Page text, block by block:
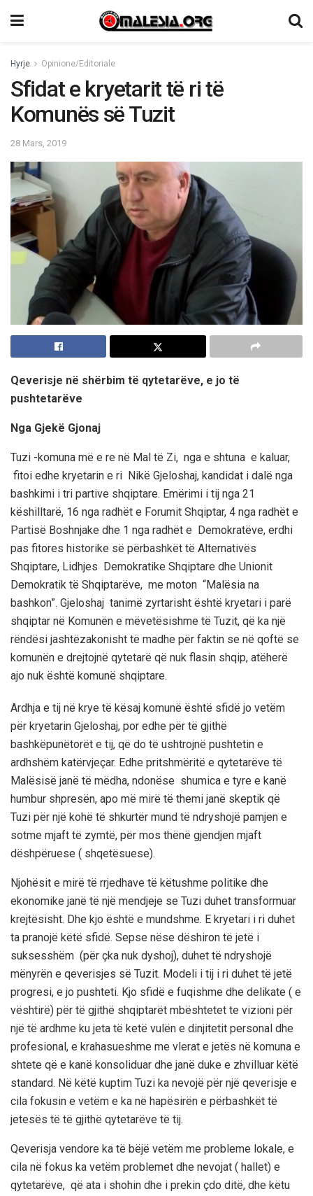
Hyrje Opinione/Editoriale
Sfidat e kryetarit të ri të
Komunës së Tuzit
28 Mars, 2019
Qeverisje në shërbim të qytetarëve, e jo të
pushtetarëve
Nga Gjekë Gjonaj
Tuzi -komuna më e re në Mal të Zi, nga e shtuna e kaluar,
fitoi edhe kryetarin e ri Nikë Gjeloshaj, kandidat i dal ë nga
bashkimi i tri partive shqiptare. Emërimi i tij nga 21
këshilltarë, 16 nga radhët e Forumit Shqiptar, 4 nga radhët e
Partisë Boshnjake dhe 1 nga radhët e Demokratëve, erdhi
pas fitores historike së përbashkët të Alternativës
Shqiptare, Lidhjes Demokratike Shqiptare dhe Unionit
Demokratik të Shqiptarëve, me moton “Malësia na
bashkon”. Gjeloshaj tanimë zyrtarisht është kryetari i parë
shqiptar në Komunën e mëvetësishme të Tuzit, që ka një
rëndësi jashtëzakonisht të madhe për faktin se në qoftë se
komunën e drejtojnë qytetarë që nuk flasin shqip, atëherë
ajo nuk është komunë shqiptare.
Ardhja e tij në krye të kësaj komunë është sfidë jo vetëm
për kryetarin Gjeloshaj, por edhe për të gjithë
bashkëpunëtorët e tij, që do të ushtrojnë pushtetin e
ardhshëm katërvjeçar. Edhe pritshmëritë e qytetarëve të
Malësisë janë të mëdha, ndonëse shumica e tyre e kanë
humbur shpresën, apo më mirë të themi janë skeptik që
Tuzi për një kohë të shkurtër mund të ndryshojë pamjen e
sotme mjaft të zymtë, për mos thënë gjendjen mjaft
dëshpëruese ( shqetësuese).
Njohësit e mirë të rrjedhave të këtushme politike dhe
ekonomike janë të një mendjeje se Tuzi duhet transformuar
krejtësisht. Dhe kjo është e mundshme. E kryetari i ri duhet
ta pranojë këtë sfidë. Sepse nëse dëshiron të jetë i
suksesshëm (për çka nuk dyshoj), duhet të ndryshojë
mënyrën e qeverisjes së Tuzit. Modeli i tij i ri duhet të jetë
progresi, e jo pushteti. Kjo sfidë e fuqishme dhe delikate ( e
vështirë) për të gjithë shqiptarët mbështetet te vizioni për
një të ardhme ku jeta të ketë vulën e dinjitetit personal dhe
profesional, e krahasueshme me vlerat e jetës në komuna e
shtete që e kanë konsoliduar dhe janë duke e zhvilluar këtë
standard. Në këtë kuptim Tuzi ka nevojë për një qeverisje e
cila fokusin e vetëm e ka në hapësirën e përbashkët të
jetesës të të gjithë qytetarëve të tij.
Qeverisja vendore ka të bëjë vetëm me probleme lokale, e
cila në fokus ka vetëm problemet dhe nevojat ( hallet) e
qytetarëve, që ata i shohin dhe i prekin çdo ditë, dhe këtu